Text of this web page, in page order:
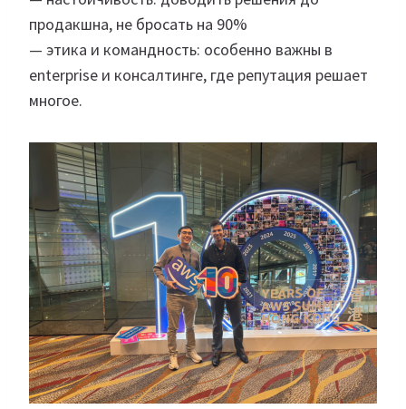
продакшна, не бросать на 90%
— этика и командность: особенно важны в
enterprise и консалтинге, где репутация решает
многое.